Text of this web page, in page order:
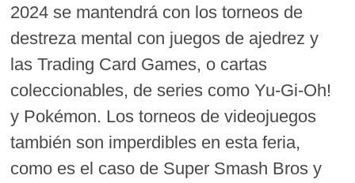
2024 se mantendrá con los torneos de
destreza mental con juegos de ajedrez y
las Trading Card Games, o cartas
coleccionables, de series como Yu-Gi-Oh!
y Pokémon. Los torneos de videojuegos
también son imperdibles en esta feria,
como es el caso de Super Smash Bros y